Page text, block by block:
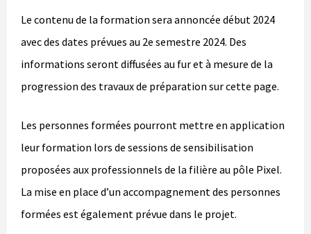
Le contenu de la formation sera annoncée début 2024
avec des dates prévues au 2e semestre 2024. Des
informations seront diffusées au fur et à mesure de la
progression des travaux de préparation sur cette page.
Les personnes formées pourront mettre en application
leur formation lors de sessions de sensibilisation
proposées aux professionnels de la filière au pôle Pixel.
La mise en place d’un accompagnement des personnes
formées est également prévue dans le projet.